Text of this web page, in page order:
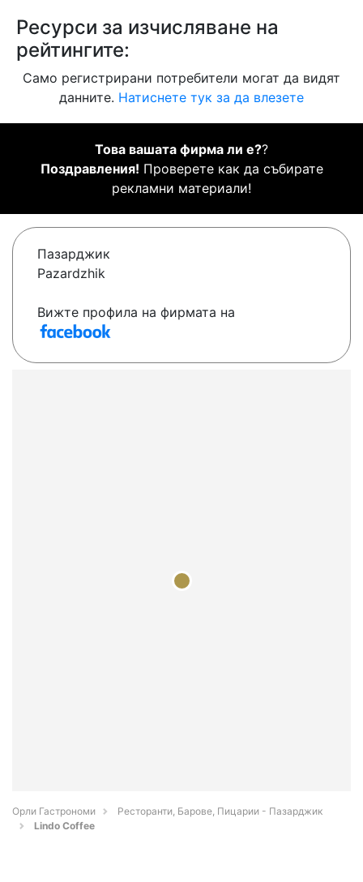
Ресурси за изчисляване на
рейтингите:
Само регистрирани потребители могат да видят
данните. Натиснете тук за да влезете
Това вашата фирма ли е??
Поздравления! Проверете как да събирате
рекламни материали!
Пазарджик
Pazardzhik
Вижте профила на фирмата на
Орли Гастрономи
Ресторанти, Барове, Пицарии - Пазарджик
Lindo Coffee